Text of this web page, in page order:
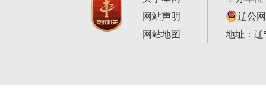
网站声明
网站地图
辽公
地址：辽